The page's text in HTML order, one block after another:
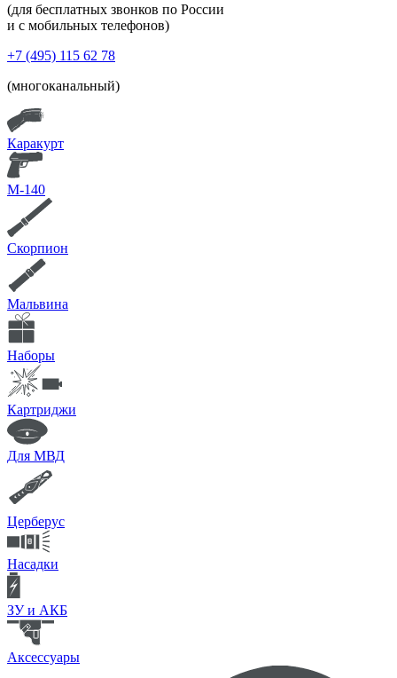
(для бесплатных звонков по России
и с мобильных телефонов)
+7 (495) 115 62 78
(многоканальный)
Каракурт
М-140
Скорпион
Мальвина
Наборы
Картриджи
Для МВД
Церберус
Насадки
ЗУ и АКБ
Аксессуары